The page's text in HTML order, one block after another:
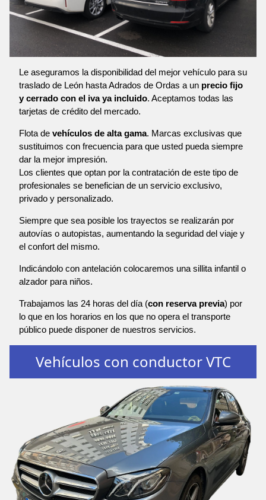
Le aseguramos la disponibilidad del mejor vehículo para su
traslado de León hasta Adrados de Ordas a un precio fijo
y cerrado con el iva ya incluido. Aceptamos todas las
tarjetas de crédito del mercado.
Flota de vehículos de alta gama. Marcas exclusivas que
sustituimos con frecuencia para que usted pueda siempre
dar la mejor impresión.
Los clientes que optan por la contratación de este tipo de
profesionales se benefician de un servicio exclusivo,
privado y personalizado.
Siempre que sea posible los trayectos se realizarán por
autovías o autopistas, aumentando la seguridad del viaje y
el confort del mismo.
Indicándolo con antelación colocaremos una sillita infantil o
alzador para niños.
Trabajamos las 24 horas del día (con reserva previa) por
lo que en los horarios en los que no opera el transporte
público puede disponer de nuestros servicios.
Vehículos con conductor VTC